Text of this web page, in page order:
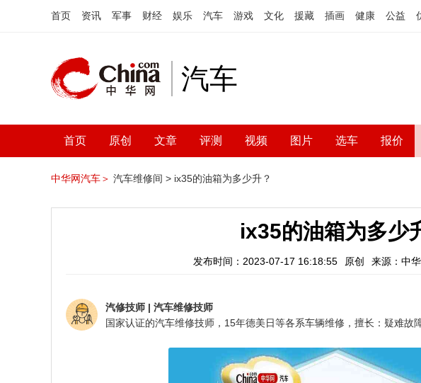
首页 资讯 军事 财经 娱乐 汽车 游戏 文化 援藏 插画 健康 公益
汽车
首页 原创 文章 评测 视频 图片 选车 报价
中华网汽车＞ 汽车维修间 > ix35的油箱为多少升？
ix35的油箱为多少
发布时间：2023-07-17 16:18:55 原创 来源：中
汽修技师 | 汽车维修技师